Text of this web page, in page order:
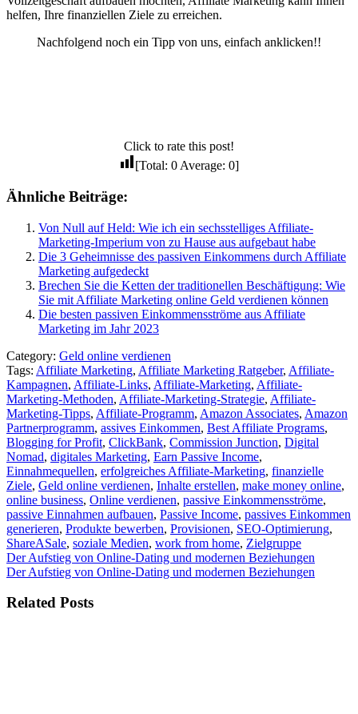
helfen, Ihre finanziellen Ziele zu erreichen.
Nachfolgend noch ein Tipp von uns, einfach anklicken!!
Click to rate this post!
[Total: 0 Average: 0]
Ähnliche Beiträge:
Von Null auf Held: Wie ich ein sechsstelliges Affiliate-
Marketing-Imperium von zu Hause aus aufgebaut habe
Die 3 Geheimnisse des passiven Einkommens durch Affiliate
Marketing aufgedeckt
Brechen Sie die Ketten der traditionellen Beschäftigung: Wie
Sie mit Affiliate Marketing online Geld verdienen können
Die besten passiven Einkommensströme aus Affiliate
Marketing im Jahr 2023
Category: Geld online verdienen
Tags: Affiliate Marketing, Affiliate Marketing Ratgeber, Affiliate-
Kampagnen, Affiliate-Links, Affiliate-Marketing, Affiliate-
Marketing-Methoden, Affiliate-Marketing-Strategie, Affiliate-
Marketing-Tipps, Affiliate-Programm, Amazon Associates, Amazon
Partnerprogramm, assives Einkommen, Best Affiliate Programs,
Blogging for Profit, ClickBank, Commission Junction, Digital
Nomad, digitales Marketing, Earn Passive Income,
Einnahmequellen, erfolgreiches Affiliate-Marketing, finanzielle
Ziele, Geld online verdienen, Inhalte erstellen, make money online,
online business, Online verdienen, passive Einkommensströme,
passive Einnahmen aufbauen, Passive Income, passives Einkommen
generieren, Produkte bewerben, Provisionen, SEO-Optimierung,
ShareASale, soziale Medien, work from home, Zielgruppe
Beitragsnavigation
Der Aufstieg von Online-Dating und modernen Beziehungen
Der Aufstieg von Online-Dating und modernen Beziehungen
Related Posts